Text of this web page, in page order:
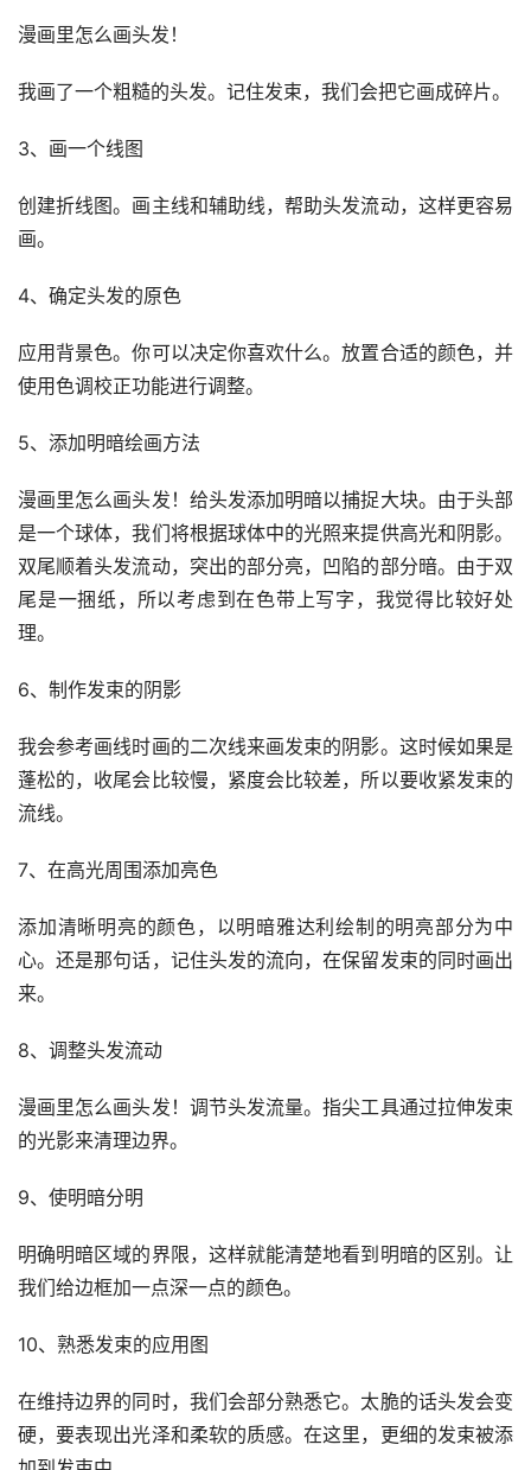
漫画里怎么画头发！
我画了一个粗糙的头发。记住发束，我们会把它画成碎片。
3、画一个线图
创建折线图。画主线和辅助线，帮助头发流动，这样更容易
画。
4、确定头发的原色
应用背景色。你可以决定你喜欢什么。放置合适的颜色，并
使用色调校正功能进行调整。
5、添加明暗绘画方法
漫画里怎么画头发！给头发添加明暗以捕捉大块。由于头部
是一个球体，我们将根据球体中的光照来提供高光和阴影。
双尾顺着头发流动，突出的部分亮，凹陷的部分暗。由于双
尾是一捆纸，所以考虑到在色带上写字，我觉得比较好处
理。
6、制作发束的阴影
我会参考画线时画的二次线来画发束的阴影。这时候如果是
蓬松的，收尾会比较慢，紧度会比较差，所以要收紧发束的
流线。
7、在高光周围添加亮色
添加清晰明亮的颜色，以明暗雅达利绘制的明亮部分为中
心。还是那句话，记住头发的流向，在保留发束的同时画出
来。
8、调整头发流动
漫画里怎么画头发！调节头发流量。指尖工具通过拉伸发束
的光影来清理边界。
9、使明暗分明
明确明暗区域的界限，这样就能清楚地看到明暗的区别。让
我们给边框加一点深一点的颜色。
10、熟悉发束的应用图
在维持边界的同时，我们会部分熟悉它。太脆的话头发会变
硬，要表现出光泽和柔软的质感。在这里，更细的发束被添